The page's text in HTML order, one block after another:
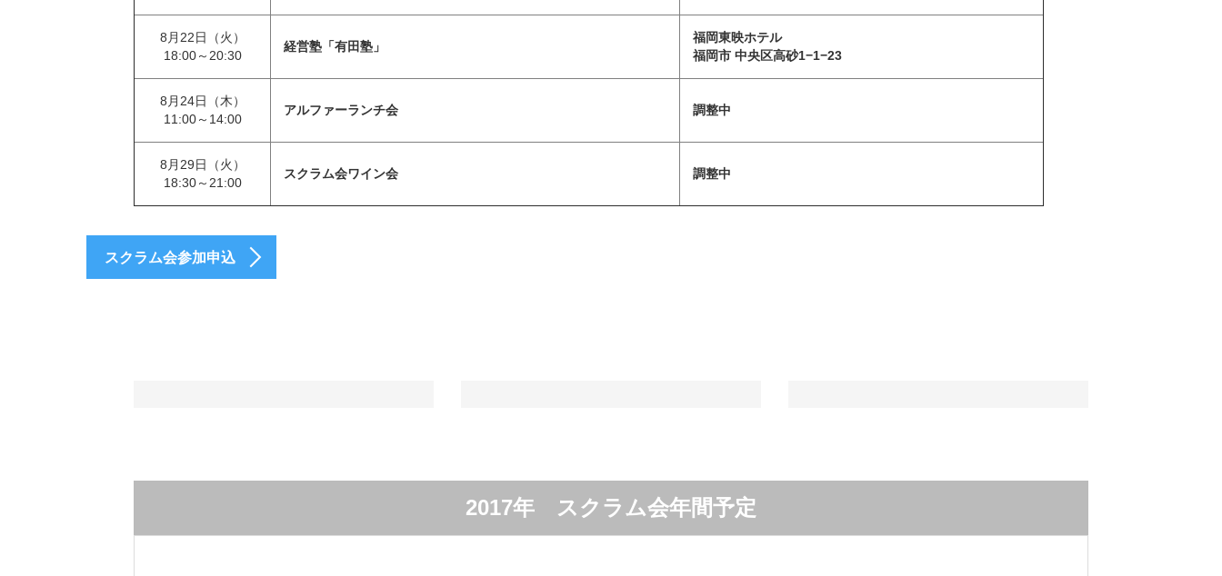
8月22日（火）
18:00～20:30
経営塾「有田塾」
福岡東映ホテル
福岡市 中央区高砂1−1−23
8月24日（木）
11:00～14:00
アルファーランチ会 調整中
8月29日（火）
18:30～21:00
スクラム会ワイン会 調整中
スクラム会参加申込
2017年 スクラム会年間予定